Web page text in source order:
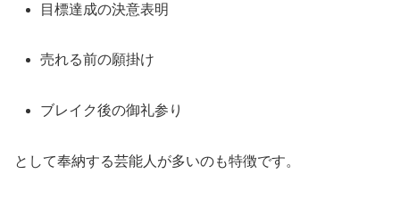
目標達成の決意表明
売れる前の願掛け
ブレイク後の御礼参り
として奉納する芸能人が多いのも特徴です。